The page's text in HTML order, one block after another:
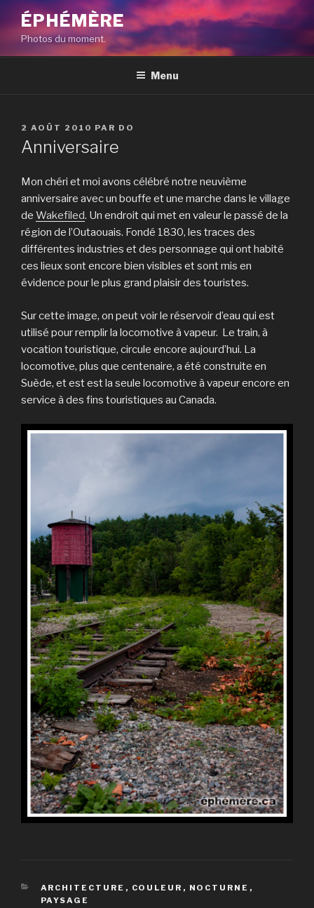
Aller
au
contenu
principal
ÉPHÉMÈRE
Photos du moment.
Menu
PUBLIÉ
LE
2 AOÛT 2010 PAR DO
Anniversaire
Mon chéri et moi avons célébré notre neuvième
anniversaire avec un bouffe et une marche dans le village
de Wakefiled. Un endroit qui met en valeur le passé de la
région de l’Outaouais. Fondé 1830, les traces des
différentes industries et des personnage qui ont habité
ces lieux sont encore bien visibles et sont mis en
évidence pour le plus grand plaisir des touristes.
Sur cette image, on peut voir le réservoir d’eau qui est
utilisé pour remplir la locomotive à vapeur. Le train, à
vocation touristique, circule encore aujourd’hui. La
locomotive, plus que centenaire, a été construite en
Suède, et est est la seule locomotive à vapeur encore en
service à des fins touristiques au Canada.
CATÉGORIES
ARCHITECTURE , COULEUR , NOCTURNE ,
PAYSAGE